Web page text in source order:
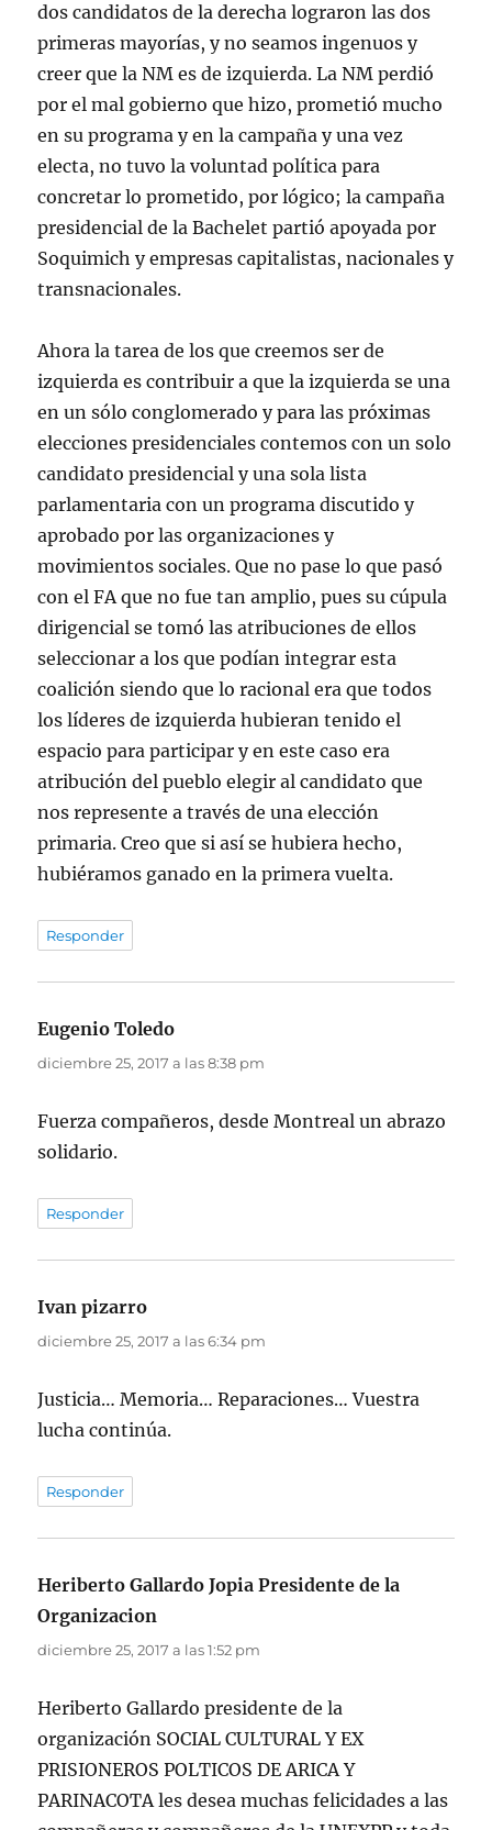
dos candidatos de la derecha lograron las dos
primeras mayorías, y no seamos ingenuos y
creer que la NM es de izquierda. La NM perdió
por el mal gobierno que hizo, prometió mucho
en su programa y en la campaña y una vez
electa, no tuvo la voluntad política para
concretar lo prometido, por lógico; la campaña
presidencial de la Bachelet partió apoyada por
Soquimich y empresas capitalistas, nacionales y
transnacionales.
Ahora la tarea de los que creemos ser de
izquierda es contribuir a que la izquierda se una
en un sólo conglomerado y para las próximas
elecciones presidenciales contemos con un solo
candidato presidencial y una sola lista
parlamentaria con un programa discutido y
aprobado por las organizaciones y
movimientos sociales. Que no pase lo que pasó
con el FA que no fue tan amplio, pues su cúpula
dirigencial se tomó las atribuciones de ellos
seleccionar a los que podían integrar esta
coalición siendo que lo racional era que todos
los líderes de izquierda hubieran tenido el
espacio para participar y en este caso era
atribución del pueblo elegir al candidato que
nos represente a través de una elección
primaria. Creo que si así se hubiera hecho,
hubiéramos ganado en la primera vuelta.
Responder
Eugenio Toledo
diciembre 25, 2017 a las 8:38 pm
Fuerza compañeros, desde Montreal un abrazo
solidario.
Responder
Ivan pizarro
diciembre 25, 2017 a las 6:34 pm
Justicia… Memoria… Reparaciones… Vuestra
lucha continúa.
Responder
Heriberto Gallardo Jopia Presidente de la
Organizacion
diciembre 25, 2017 a las 1:52 pm
Heriberto Gallardo presidente de la
organización SOCIAL CULTURAL Y EX
PRISIONEROS POLTICOS DE ARICA Y
PARINACOTA les desea muchas felicidades a las